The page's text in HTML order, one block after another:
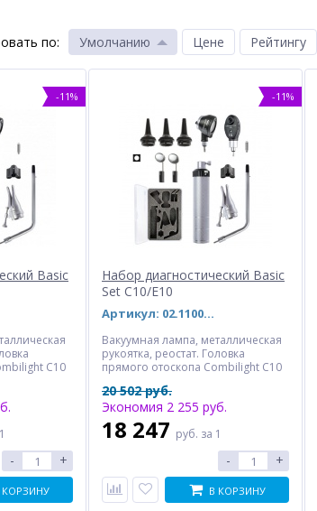
по: Умолчанию Цене Рейтингу
-11%
Basic
C10
два
хранения.
- +
КОРЗИНУ
-11%
Набор диагностический Basic
Set C10/E10
Артикул: 02.11001.002 (27105)
Вакуумная лампа, металлическая
рукоятка, реостат. Головка
прямого отоскопа Combilight C10
гортанный осветитель, два
гортанных зеркала, держатель
шпателя. Офтальмоскоп
Eurolight Е10 (одна апертура).
Винтовое соединение головок. В
Отличается от Basic Set C10
наличием офтальмоскопа.
20 502 руб.
Экономия 2 255 руб.
18 247 руб. за 1
- +
В КОРЗИНУ